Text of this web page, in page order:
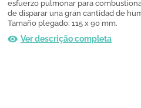
esfuerzo pulmonar para
de disparar una gran cantidad de
Tamaño plegado: 115 x 90 mm.
Ver descrição completa